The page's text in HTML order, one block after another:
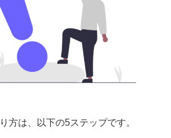
方は、以下の5ステップです。